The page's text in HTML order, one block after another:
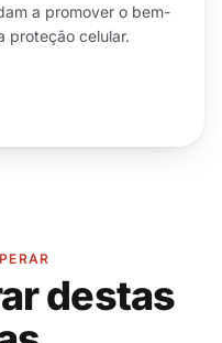
a promover o bem-
proteção celular.
destas